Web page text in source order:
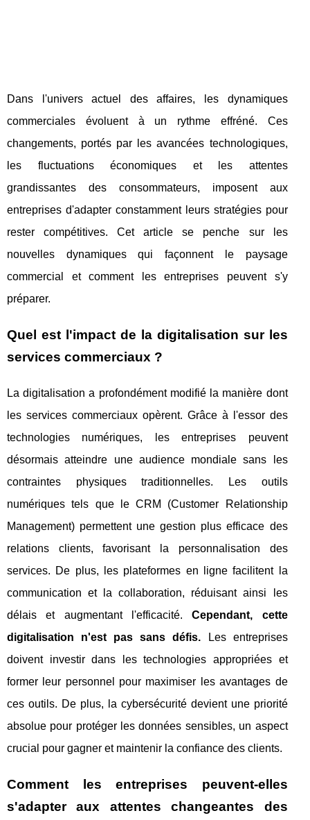
Dans l'univers actuel des affaires, les dynamiques
commerciales évoluent à un rythme effréné. Ces
changements, portés par les avancées technologiques,
les fluctuations économiques et les attentes
grandissantes des consommateurs, imposent aux
entreprises d'adapter constamment leurs stratégies pour
rester compétitives. Cet article se penche sur les
nouvelles dynamiques qui façonnent le paysage
commercial et comment les entreprises peuvent s'y
préparer.
Quel est l'impact de la digitalisation sur les
services commerciaux ?
La digitalisation a profondément modifié la manière dont
les services commerciaux opèrent. Grâce à l'essor des
technologies numériques, les entreprises peuvent
désormais atteindre une audience mondiale sans les
contraintes physiques traditionnelles. Les outils
numériques tels que le CRM (Customer Relationship
Management) permettent une gestion plus efficace des
relations clients, favorisant la personnalisation des
services. De plus, les plateformes en ligne facilitent la
communication et la collaboration, réduisant ainsi les
délais et augmentant l'efficacité.Cependant, cette
digitalisation n'est pas sans défis. Les entreprises
doivent investir dans les technologies appropriées et
former leur personnel pour maximiser les avantages de
ces outils. De plus, la cybersécurité devient une priorité
absolue pour protéger les données sensibles, un aspect
crucial pour gagner et maintenir la confiance des clients.
Comment les entreprises peuvent-elles
s'adapter aux attentes changeantes des